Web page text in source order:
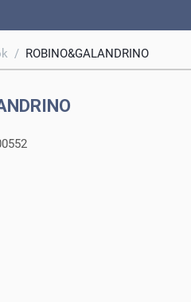
/ ROBINO&GALANDRINO